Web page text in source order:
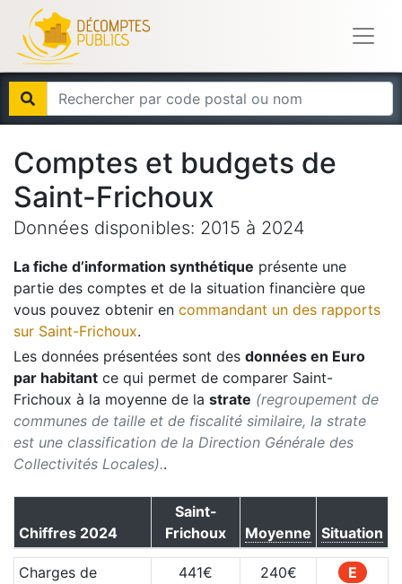
Comptes et budgets de
Saint-Frichoux
Données disponibles: 2015 à 2024
La fiche d’information synthétique présente une
partie des comptes et de la situation financière que
vous pouvez obtenir en commandant un des rapports
sur Saint-Frichoux.
Les données présentées sont des données en Euro
par habitant ce qui permet de comparer Saint-
Frichoux à la moyenne de la strate (regroupement de
communes de taille et de fiscalité similaire, la strate
est une classification de la Direction Générale des
Collectivités Locales)..
Chiffres 2024
Saint-
Frichoux
Moyenne Situation
Charges de
441€ 240€ E